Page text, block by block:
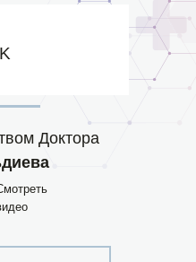
Доктора